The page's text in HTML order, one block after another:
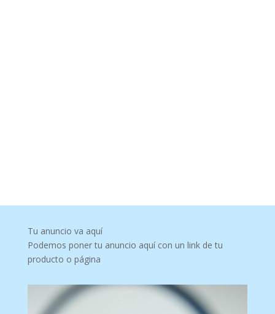
Tu anuncio va aquí
Podemos poner tu anuncio aquí con un link de tu
producto o página